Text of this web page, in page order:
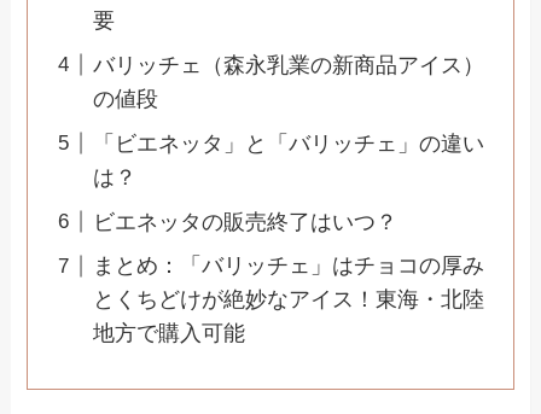
要
バリッチェ（森永乳業の新商品アイス）
の値段
「ビエネッタ」と「バリッチェ」の違い
は？
ビエネッタの販売終了はいつ？
まとめ：「バリッチェ」はチョコの厚み
とくちどけが絶妙なアイス！東海・北陸
地方で購入可能